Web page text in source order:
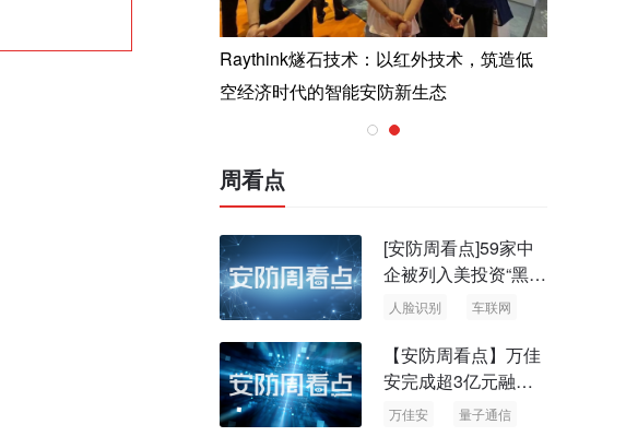
机赋能应急救援与医疗运
Raythink燧石技术：以红外技术，筑造低
空经济时代的智能安防新生态
周看点
[安防周看点]59家中
企被列入美投资“黑名
单” 中国信通院启动
人脸识别 车联网
【安防周看点】万佳
安完成超3亿元融资
国内首批量子通信标
万佳安 量子通信